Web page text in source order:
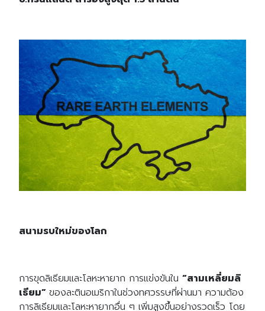
สนามรบใหม่ของโลก
การขุดลิเธียมและโลหะหายาก การแข่งขันใน “สามเหลี่ยมลิ
เธียม” ของละตินอเมริกาในช่วงทศวรรษที่ผ่านมา ความต้อง
การลิเธียมและโลหะหายากอื่น ๆ เพิ่มสูงขึ้นอย่างรวดเร็ว โดย